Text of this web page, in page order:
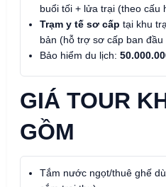
buổi tối + lửa trại (theo cấu
Trạm y tế sơ cấp tại khu
bản (hỗ trợ sơ cấp ban đầu
Bảo hiểm du lịch:
GIÁ TOUR
GỒM
Tắm nước ngọt/thuê ghế